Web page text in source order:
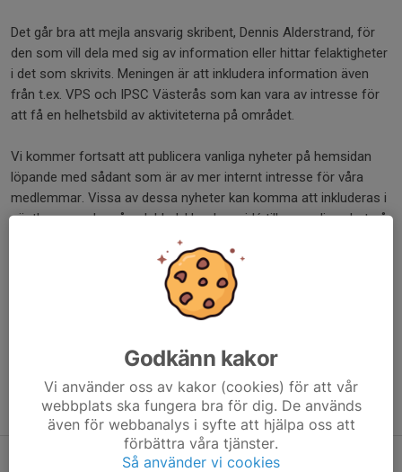
Det går bra att mejla ansvarig skribent, Dennis Alderstrand, för
den som vill dela med sig av information eller hittar felaktigheter
i det som skrivits. Meningen är att inkludera information även
från t.ex. VPS och IPSC Västerås som kan vara av intresse för
att få en helhetsbild av aktiviteterna på området.
Vi kommer fortsatt att publicera vanliga nyheter på hemsidan
löpande med sådant som är av mer internt intresse för våra
medlemmar. Vissa av dessa nyheter kan komma att inkluderas i
nästkommande månadsblad. Har du en idé till en vanlig nyhet så
kontakta Filip Andersson som är ansvarig för hemsidan.
Alla kontaktuppgifter finns på hemsidan under
Tidigare nyheter
Fixa inför Sport SM
Godkänn kakor
Vi använder oss av kakor (cookies) för att vår
webbplats ska fungera bra för dig. De används
även för webbanalys i syfte att hjälpa oss att
förbättra våra tjänster.
Så använder vi cookies